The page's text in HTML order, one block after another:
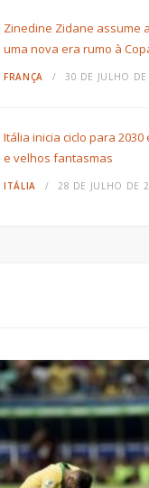
Zinedine Zidane assume
uma nova era rumo à
FRANÇA 30 DE JULHO
Itália inicia ciclo para 2030
e velhos fantasmas
ITÁLIA 28 DE JULHO DE